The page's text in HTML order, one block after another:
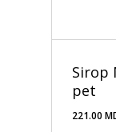
Sirop
pet
221.00